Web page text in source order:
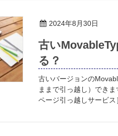
2024年8月30日
古い
る？
古いバージョンの
ままで引っ越し）でき
ページ引っ越しサービ